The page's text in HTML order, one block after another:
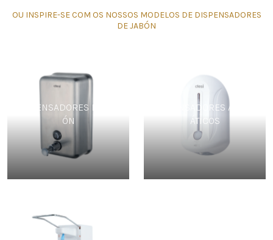
OU INSPIRE-SE COM OS NOSSOS MODELOS DE DISPENSADORES
DE JABÓN
DISPENSADORES DE JAB
ÓN
DISPENSADORES AUTOM
ÁTICOS